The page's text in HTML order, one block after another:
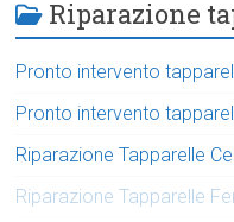
Riparazione
Pronto intervento
Pronto intervento
Riparazione Tapparelle
Riparazione Tapparelle